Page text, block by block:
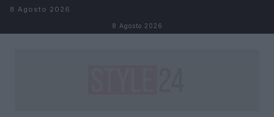
Salta al contenuto
8 Agosto 2026
8 Agosto 2026